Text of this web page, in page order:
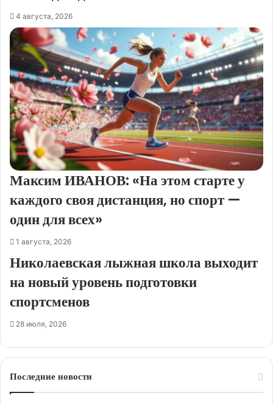
4 августа, 2026
Максим ИВАНОВ: «На этом старте у
каждого своя дистанция, но спорт —
один для всех»
1 августа, 2026
Николаевская лыжная школа выходит
на новый уровень подготовки
спортсменов
28 июля, 2026
Последние новости